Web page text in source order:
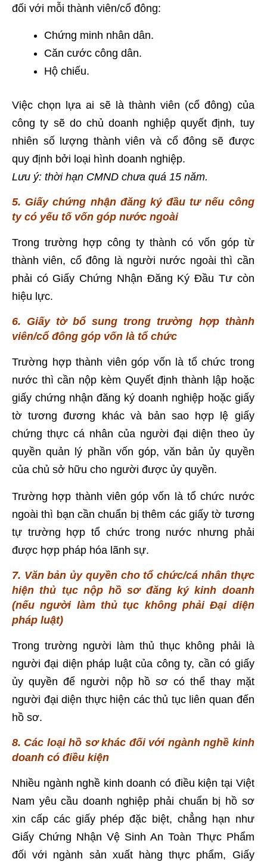
đối với mỗi thành viên/cổ đông:
Chứng minh nhân dân.
Căn cước công dân.
Hộ chiếu.
Việc chọn lựa ai sẽ là thành viên (cổ đông) của
công ty sẽ do chủ doanh nghiệp quyết định, tuy
nhiên số lượng thành viên và cổ đông sẽ được
quy định bởi loại hình doanh nghiệp.
Lưu ý: thời hạn CMND chưa quá 15 năm.
5. Giấy chứng nhận đăng ký đầu tư nếu công
ty có yếu tố vốn góp nước ngoài
Trong trường hợp công ty thành có vốn góp từ
thành viên, cổ đông là người nước ngoài thì cần
phải có Giấy Chứng Nhận Đăng Ký Đầu Tư còn
hiệu lực.
6. Giấy tờ bổ sung trong trường hợp thành
viên/cổ đông góp vốn là tổ chức
Trường hợp thành viên góp vốn là tổ chức trong
nước thì cần nộp kèm Quyết định thành lập hoặc
giấy chứng nhận đăng ký doanh nghiệp hoặc giấy
tờ tương đương khác và bản sao hợp lệ giấy
chứng thực cá nhân của người đại diện theo ủy
quyền quản lý phần vốn góp, văn bản ủy quyền
của chủ sở hữu cho người được ủy quyền.
Trường hợp thành viên góp vốn là tổ chức nước
ngoài thì bạn cần chuẩn bị thêm các giấy tờ tương
tự trường hợp tổ chức trong nước nhưng phải
được hợp pháp hóa lãnh sự.
7. Văn bản ủy quyền cho tổ chức/cá nhân thực
hiện thủ tục nộp hồ sơ đăng ký kinh doanh
(nếu người làm thủ tục không phải Đại diện
pháp luật)
Trong trường người làm thủ thục không phải là
người đại diện pháp luật của công ty, cần có giấy
ủy quyền để người nộp hồ sơ có thể thay mặt
người đại diện thực hiện các thủ tục liên quan đến
hồ sơ.
8. Các loại hồ sơ khác đối với ngành nghề kinh
doanh có điều kiện
Nhiều ngành nghề kinh doanh có điều kiện tại Việt
Nam yêu cầu doanh nghiệp phải chuẩn bị hồ sơ
xin cấp các giấy phép đặc biệt, chẳng hạn như
Giấy Chứng Nhận Vệ Sinh An Toàn Thực Phẩm
đối với ngành sản xuất hàng thực phẩm, Giấy